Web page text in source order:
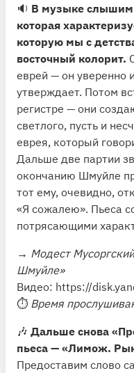
🔉 В музыке слышим
которая
которую мы с
восточный колорит.
еврей — он уверенно
утверждает. Потом
регистре — они
светлого, пусть и
еврея, который
Дальше две партии
окончанию Шмуйле
тот ему, очевидно,
«Я сожалею». Пьеса
потрясающими
→ Модест
Шмуйле»
Видео: https://
⏱ Время
🎶 Дальше снова
пьеса — «Лимож.
Предоставим слово